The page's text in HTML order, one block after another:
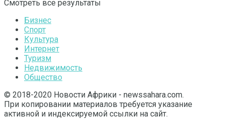
Смотреть все результаты
Бизнес
Спорт
Культура
Интернет
Туризм
Недвижимость
Общество
© 2018-2020 Новости Африки - newssahara.com.
При копировании материалов требуется указание
активной и индексируемой ссылки на сайт.